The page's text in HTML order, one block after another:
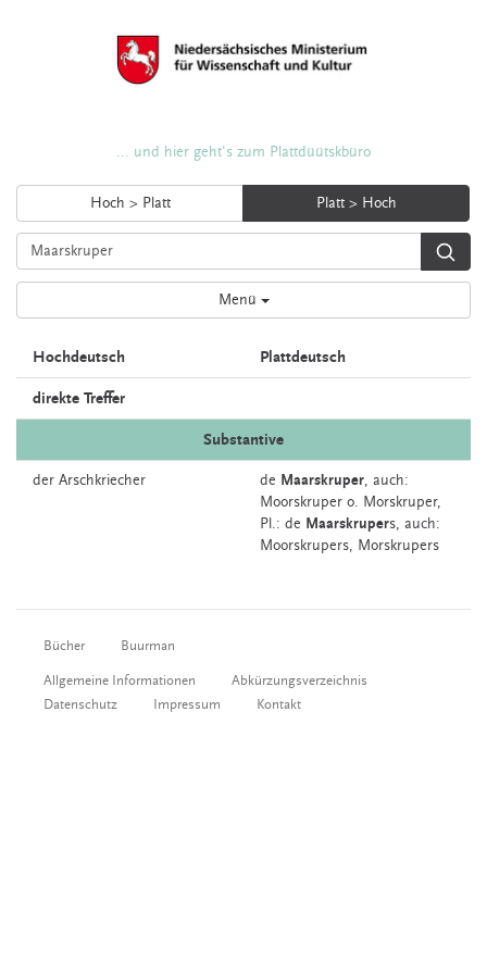
... und hier geht's zum Plattdüütskbüro
Hoch > Platt Platt > Hoch
Menü
Hochdeutsch Plattdeutsch
direkte Treffer
Substantive
der Arschkriecher de Maarskruper, auch:
Moorskruper o. Morskruper,
Pl.: de Maarskrupers, auch:
Moorskrupers, Morskrupers
Bücher Buurman
Allgemeine Informationen
Abkürzungsverzeichnis
Datenschutz
Impressum Kontakt